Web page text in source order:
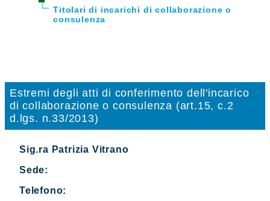
Titolari di incarichi di collaborazione o
consulenza
Estremi degli atti di conferimento dell'incarico
di collaborazione o consulenza (art.15, c.2
d.lgs. n.33/2013)
Sig.ra Patrizia Vitrano
Sede:
Telefono: